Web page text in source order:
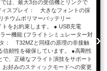
は、最大3台の受信機とリンクで
スプレイ： 大きなフォントの採
チウムポリマーバッテリー
をお約束します。 ● USB充電
ー機能 (フライトシミュレーター対
： T32MZと同様の原理の非接触
信頼性を確保しています。 ●高剛性
、正確なフライト演技をサポート
好みのスティックモードへの変更